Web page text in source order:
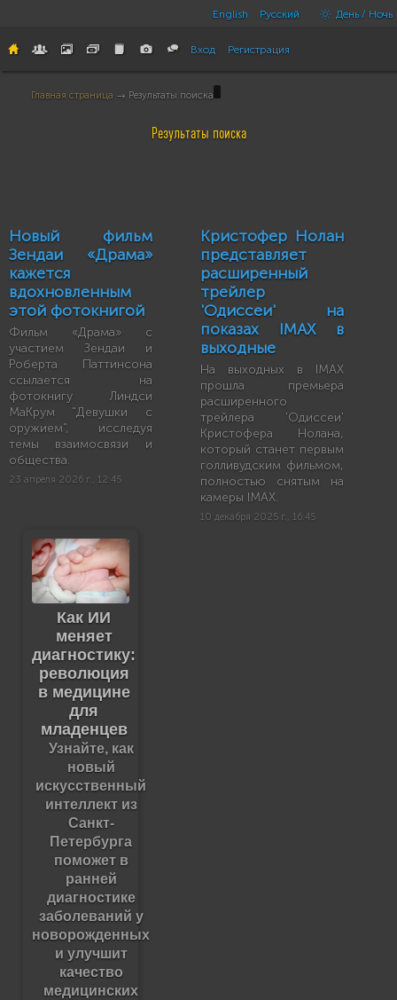
English Русский День / Ночь
Вход Регистрация
Главная страница → Результаты поиска
Результаты поиска
Новый фильм
Зендаи «Драма»
кажется
вдохновленным
этой фотокнигой
Фильм «Драма» с
участием Зендаи и
Роберта Паттинсона
ссылается на
фотокнигу Линдси
МаКрум "Девушки с
оружием", исследуя
темы взаимосвязи и
общества.
23 апреля 2026 г., 12:45
Как ИИ
меняет
диагностику:
революция
в медицине
для
младенцев
Узнайте, как
новый
искусственный
интеллект из
Санкт-
Петербурга
поможет в
ранней
диагностике
заболеваний у
новорожденных
и улучшит
качество
медицинских
Кристофер Нолан
представляет
расширенный
трейлер
'Одиссеи' на
показах IMAX в
выходные
На выходных в IMAX
прошла премьера
расширенного
трейлера 'Одиссеи'
Кристофера Нолана,
который станет первым
голливудским фильмом,
полностью снятым на
камеры IMAX.
10 декабря 2025 г., 16:45